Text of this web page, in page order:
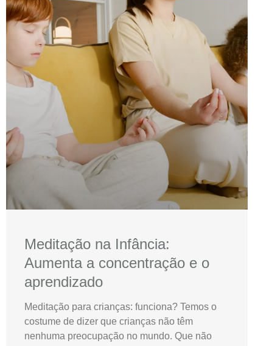
Meditação na Infância:
Aumenta a concentração e o
aprendizado
Meditação para crianças: funciona? Temos o
costume de dizer que crianças não têm
nenhuma preocupação no mundo. Que não